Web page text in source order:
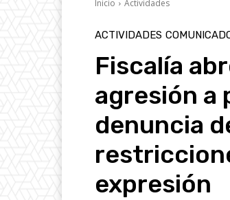
Inicio Actividades
ACTIVIDADES
Fiscalía
agresión a
denuncia
expresión